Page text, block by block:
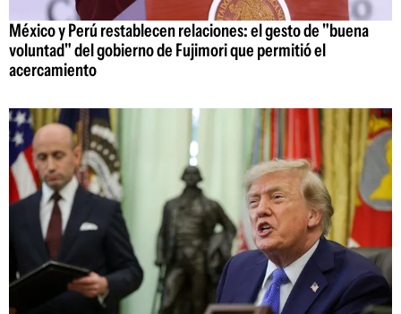
México y Perú restablecen relaciones: el gesto de "buena
voluntad" del gobierno de Fujimori que permitió el
acercamiento